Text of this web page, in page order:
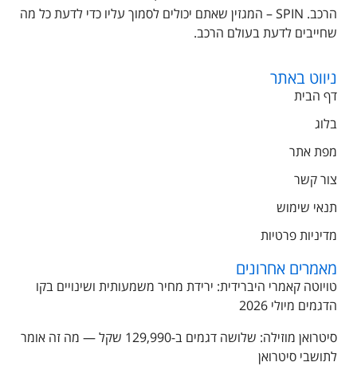
הרכב. SPIN – המגזין שאתם יכולים לסמוך עליו כדי לדעת כל מה
שחייבים לדעת בעולם הרכב.
ניווט באתר
דף הבית
בלוג
מפת אתר
צור קשר
תנאי שימוש
מדיניות פרטיות
מאמרים אחרונים
טויוטה קאמרי היברידית: ירידת מחיר משמעותית ושינויים בקו
הדגמים מיולי 2026
סיטרואן מוזילה: שלושה דגמים ב-129,990 שקל — מה זה אומר
לתושבי סיטרואן